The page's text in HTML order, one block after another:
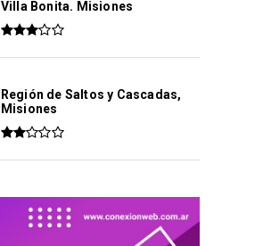
Villa Bonita. Misiones
Región de Saltos y Cascadas,
Misiones